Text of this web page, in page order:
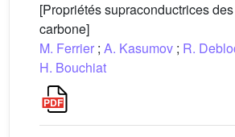
[Propriétés supraconductrices
carbone]
M. Ferrier ; A. Kasumov ; R.
H. Bouchiat